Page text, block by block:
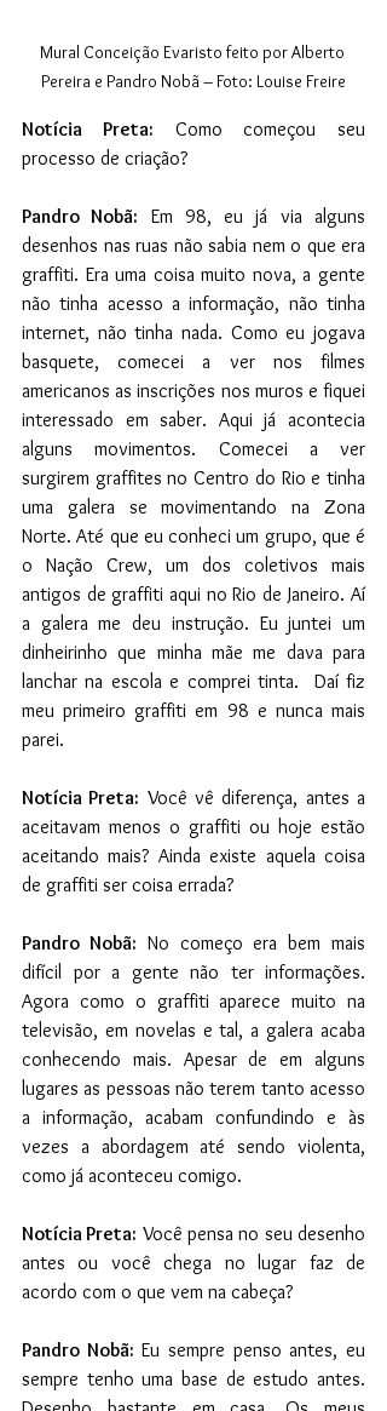
Mural Conceição Evaristo feito por Alberto
Pereira e Pandro Nobã – Foto: Louise Freire
Notícia Preta: Como começou seu
processo de criação?
Pandro Nobã: Em 98, eu já via alguns
desenhos nas ruas não sabia nem o que era
graffiti. Era uma coisa muito nova, a gente
não tinha acesso a informação, não tinha
internet, não tinha nada. Como eu jogava
basquete, comecei a ver nos filmes
americanos as inscrições nos muros e fiquei
interessado em saber. Aqui já acontecia
alguns movimentos. Comecei a ver
surgirem graffites no Centro do Rio e tinha
uma galera se movimentando na Zona
Norte. Até que eu conheci um grupo, que é
o Nação Crew, um dos coletivos mais
antigos de graffiti aqui no Rio de Janeiro. Aí
a galera me deu instrução. Eu juntei um
dinheirinho que minha mãe me dava para
lanchar na escola e comprei tinta.  Daí fiz
meu primeiro graffiti em 98 e nunca mais
parei.
Notícia Preta: Você vê diferença, antes a
aceitavam menos o graffiti ou hoje estão
aceitando mais? Ainda existe aquela coisa
de graffiti ser coisa errada?
Pandro Nobã: No começo era bem mais
difícil por a gente não ter informações.
Agora como o graffiti aparece muito na
televisão, em novelas e tal, a galera acaba
conhecendo mais. Apesar de em alguns
lugares as pessoas não terem tanto acesso
a informação, acabam confundindo e às
vezes a abordagem até sendo violenta,
como já aconteceu comigo.
Notícia Preta: Você pensa no seu desenho
antes ou você chega no lugar faz de
acordo com o que vem na cabeça?
Pandro Nobã: Eu sempre penso antes, eu
sempre tenho uma base de estudo antes.